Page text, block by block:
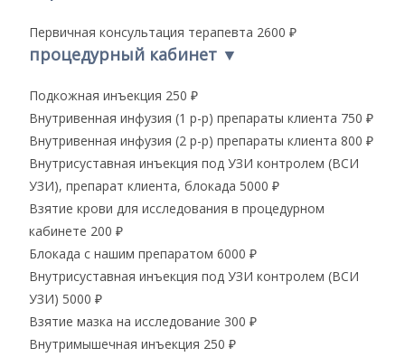
Первичная консультация терапевта 2600 ₽
процедурный кабинет ▼
Подкожная инъекция 250 ₽
Внутривенная инфузия (1 р-р) препараты клиента 750 ₽
Внутривенная инфузия (2 р-р) препараты клиента 800 ₽
Внутрисуставная инъекция под УЗИ контролем (ВСИ
УЗИ), препарат клиента, блокада 5000 ₽
Взятие крови для исследования в процедурном
кабинете 200 ₽
Блокада с нашим препаратом 6000 ₽
Внутрисуставная инъекция под УЗИ контролем (ВСИ
УЗИ) 5000 ₽
Взятие мазка на исследование 300 ₽
Внутримышечная инъекция 250 ₽